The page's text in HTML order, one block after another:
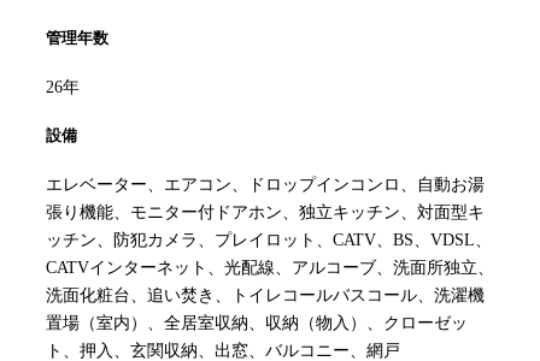
管理年数
26年
設備
エレベーター、エアコン、ドロップインコンロ、自動お湯
張り機能、モニター付ドアホン、独立キッチン、対面型キ
ッチン、防犯カメラ、プレイロット、CATV、BS、VDSL、
CATVインターネット、光配線、アルコーブ、洗面所独立、
洗面化粧台、追い焚き、トイレコールバスコール、洗濯機
置場（室内）、全居室収納、収納（物入）、クローゼッ
ト、押入、玄関収納、出窓、バルコニー、網戸